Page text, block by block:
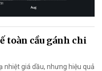
toàn cầu gánh chi
nhiệt giá dầu, nhưng hiệu quả